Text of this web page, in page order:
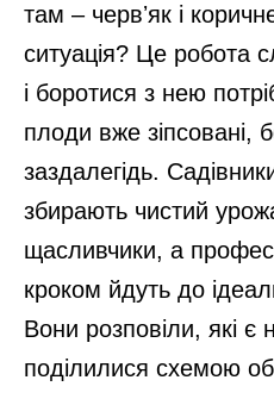
там – червʼяк і
ситуація? Це робота
і боротися з нею
плоди вже зіпсовані,
заздалегідь.
збирають чистий
щасливчики, а
кроком йдуть до
Вони розповіли, які є
поділилися схемою